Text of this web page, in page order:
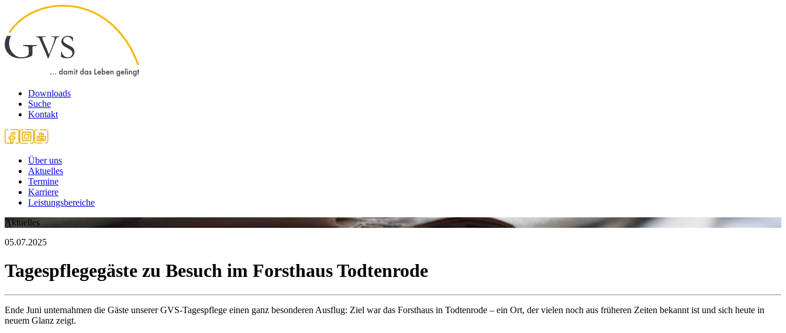
Downloads
Suche
Kontakt
Über uns
Aktuelles
Termine
Karriere
Leistungsbereiche
Aktuelles
05.07.2025
Tagespflegegäste zu Besuch im Forsthaus Todtenrode
Ende Juni unternahmen die Gäste unserer GVS-Tagespflege einen ganz besonderen Ausflug: Ziel war das Forsthaus in Todtenrode – ein Ort, der vielen noch aus früheren Zeiten bekannt ist und sich heute in
neuem Glanz zeigt.